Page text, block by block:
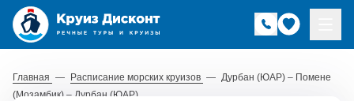
Главная — Расписание морских круизов — Дурбан (ЮАР) – Помене
(Мозамбик) – Дурбан (ЮАР)